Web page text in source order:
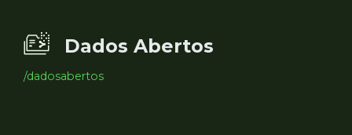
Dados Abertos
/dadosabertos